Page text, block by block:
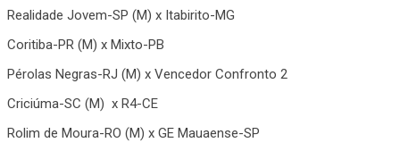
Realidade Jovem-SP (M) x Itabirito-MG
Coritiba-PR (M) x Mixto-PB
Pérolas Negras-RJ (M) x Vencedor Confronto 2
Criciúma-SC (M) x R4-CE
Rolim de Moura-RO (M) x GE Mauaense-SP